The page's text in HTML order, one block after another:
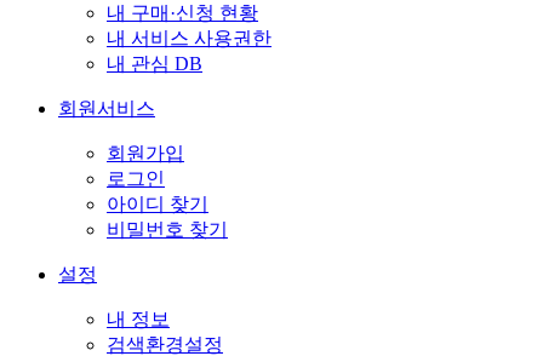
내 구매·신청 현황
내 서비스 사용권한
내 관심 DB
회원서비스
회원가입
로그인
아이디 찾기
비밀번호 찾기
설정
내 정보
검색환경설정